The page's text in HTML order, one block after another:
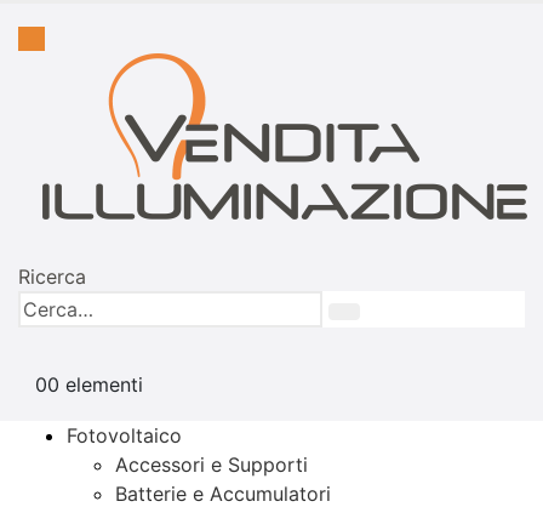
Ricerca
00 elementi
Fotovoltaico
Accessori e Supporti
Batterie e Accumulatori